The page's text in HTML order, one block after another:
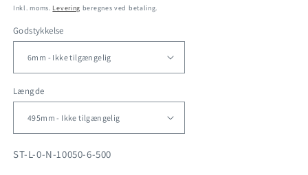
Inkl. moms. Levering beregnes ved betaling.
Godstykkelse
Længde
SKU:
ST-L-0-N-10050-6-500